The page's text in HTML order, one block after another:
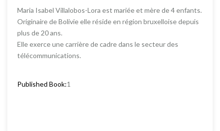
Maria Isabel Villalobos-Lora est mariée et mère de 4 enfants.
Originaire de Bolivie elle réside en région bruxelloise depuis
plus de 20 ans.
Elle exerce une carrière de cadre dans le secteur des
télécommunications.
Published Book:1